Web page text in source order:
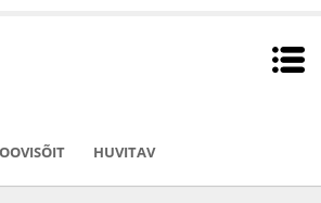
HUVITAV